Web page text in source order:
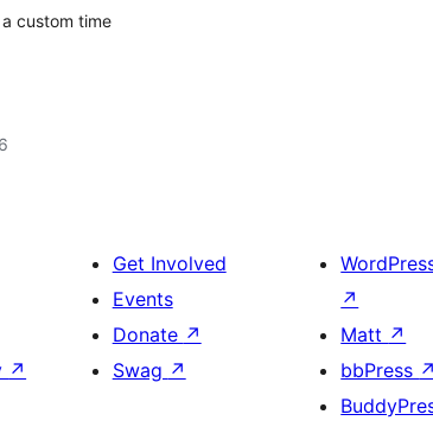
custom time
↗
Get Involved
Events
Donate ↗
Swag ↗
↗
Matt ↗
bbPress ↗